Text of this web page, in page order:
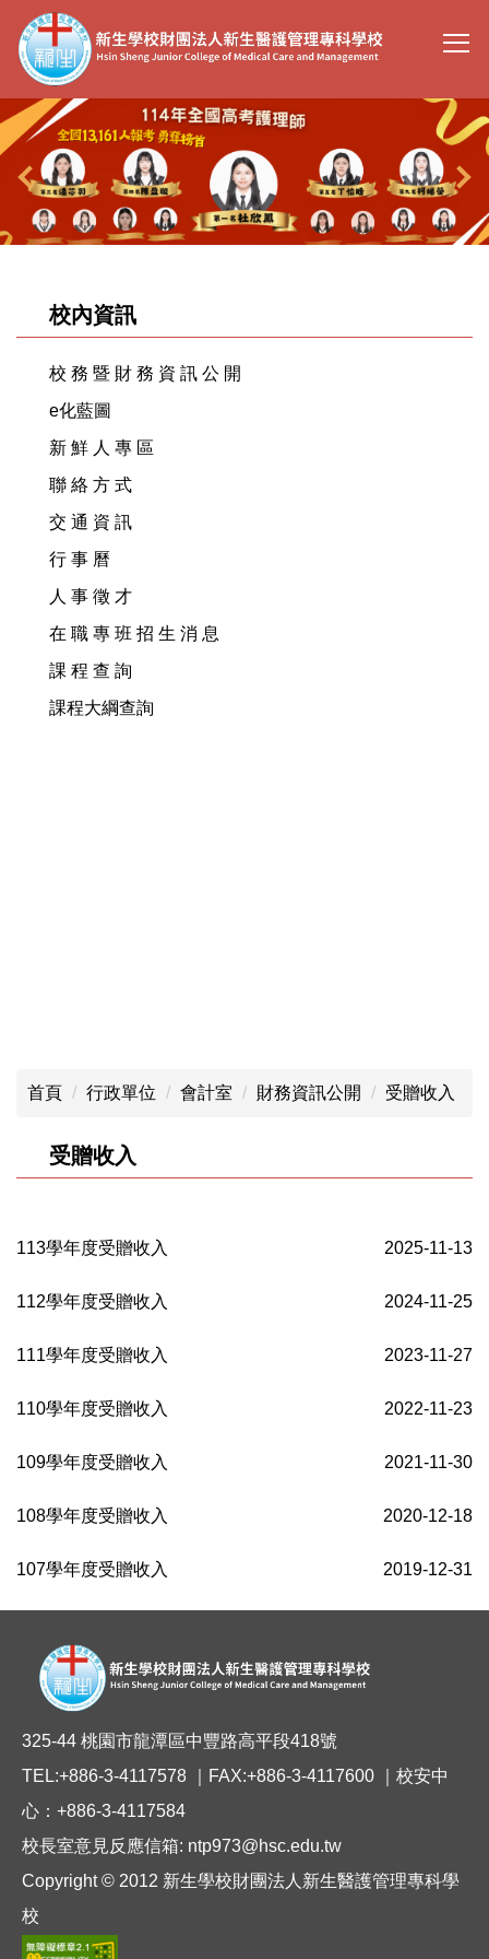
到
主
要
內
容
區
校內資訊
校 務 暨 財 務 資 訊 公 開
e化藍圖
新 鮮 人 專 區
聯 絡 方 式
交 通 資 訊
行 事 曆
人 事 徵 才
在 職 專 班 招 生 消 息
課 程 查 詢
課程大綱查詢
首頁 行政單位 會計室 財務資訊公開 受贈收入
受贈收入
113學年度受贈收入 2025-11-13
112學年度受贈收入 2024-11-25
111學年度受贈收入 2023-11-27
110學年度受贈收入 2022-11-23
109學年度受贈收入 2021-11-30
108學年度受贈收入 2020-12-18
107學年度受贈收入 2019-12-31
325-44 桃園市龍潭區中豐路高平段418號
TEL:+886-3-4117578 ｜FAX:+886-3-4117600 ｜校安中
心：+886-3-4117584
校長室意見反應信箱: ntp973@hsc.edu.tw
Copyright © 2012 新生學校財團法人新生醫護管理專科學
校